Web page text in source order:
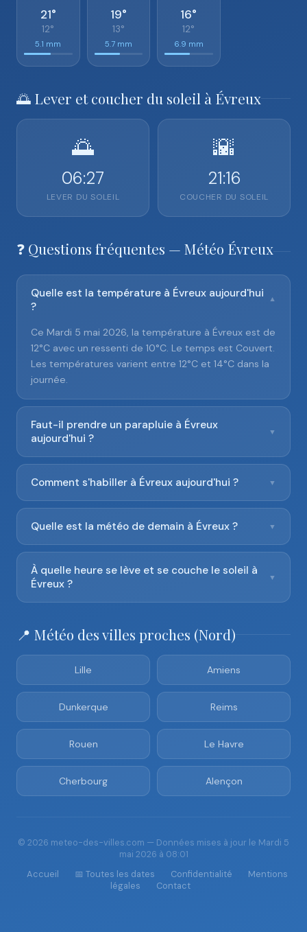
21°
12°
5.1 mm
19°
13°
5.7 mm
16°
12°
6.9 mm
🌅 Lever et coucher du soleil à Évreux
🌅
06:27
LEVER DU SOLEIL
🌇
21:16
COUCHER DU SOLEIL
❓ Questions fréquentes — Météo Évreux
Quelle est la température à Évreux aujourd'hui
?
▼
Ce Mardi 5 mai 2026, la température à Évreux est de
12°C avec un ressenti de 10°C. Le temps est Couvert.
Les températures varient entre 12°C et 14°C dans la
journée.
Faut-il prendre un parapluie à Évreux
aujourd'hui ?
▼
Comment s'habiller à Évreux aujourd'hui ? ▼
Quelle est la météo de demain à Évreux ? ▼
À quelle heure se lève et se couche le soleil à
Évreux ?
▼
📍 Météo des villes proches (Nord)
Lille Amiens
Dunkerque Reims
Rouen Le Havre
Cherbourg Alençon
© 2026 meteo-des-villes.com — Données mises à jour le Mardi 5
mai 2026 à 08:01
Accueil
📅 Toutes les dates Confidentialité
Mentions
légales
Contact